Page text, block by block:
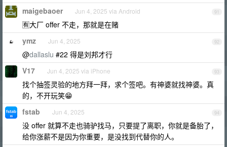
91
maigebaoer Jun 4, 2025 via Android
🈶大厂 offer 不走，那就是在赌
92
ymz Jun 4, 2025
@dallaslu #22 得是刘邦才行
93
V17 Jun 4, 2025 via iPhone
找个抽签灵验的地方拜一拜，求个签吧。有神婆就找神婆。真
的，不开玩笑😁
94
fstab Jun 4, 2025
没 offer 就算不走也骑驴找马，只要提了离职，你就是备胎了，
给你涨薪不是因为你重要，是没找到代替你的人。